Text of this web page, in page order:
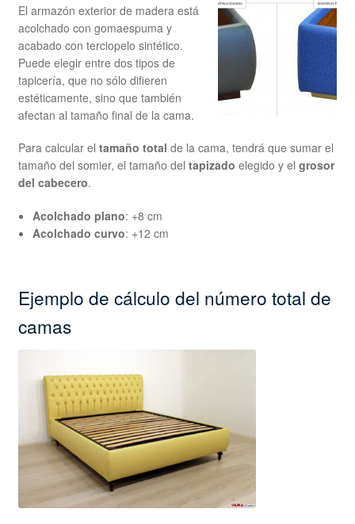
El armazón exterior de madera está
acolchado con gomaespuma y
acabado con terciopelo sintético.
Puede elegir entre dos tipos de
tapicería, que no sólo difieren
estéticamente, sino que también
afectan al tamaño final de la cama.
Para calcular el tamaño total de la cama, tendrá que sumar el
tamaño del somier, el tamaño del tapizado elegido y el grosor
del cabecero.
Acolchado plano: +8 cm
Acolchado curvo: +12 cm
Ejemplo de cálculo del número total de
camas